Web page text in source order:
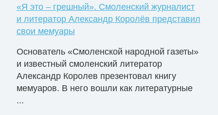
«Я это – грешный». Смоленский журналист
и литератор Александр Королёв представил
свои мемуары
Основатель «Смоленской народной газеты»
и известный смоленский литератор
Александр Королев презентовал книгу
мемуаров. В него вошли как литературные
...